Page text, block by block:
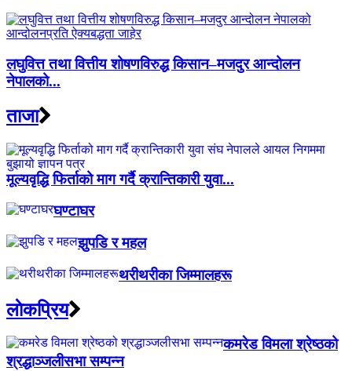
लघुवित्त तथा वित्तीय शोषणविरुद्ध किसान–मजदुर आन्दोलन
नेपालको...
ताजा
मूल्यवृद्धि फिर्ताको माग गर्दै क्रान्तिकारी युवा...
घण्टाघर
झुपडि र महल
थरीथरीका जिम्मालहरू
लाेकप्रिय
कमरेड विमला श्रेष्ठको
श्रद्धाञ्जलीसभा सम्पन्न